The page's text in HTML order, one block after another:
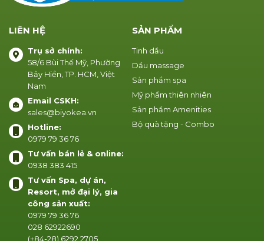
SẢN PHẨM
Tinh dầu
Dầu massage
Sản phẩm spa
Mỹ phẩm thiên nhiên
Sản phẩm Amenities
Bộ quà tặng - Combo
LIÊN HỆ
Trụ sở chính:
58/6 Bùi Thế Mỹ, Phường
Bảy Hiền, TP. HCM, Việt
Nam
Email CSKH:
sales@biyokea.vn
Hotline:
0979 79 36 76
Tư vấn bán lẻ & online:
0938 383 415
Tư vấn Spa, dự án,
Resort, mở đại lý, gia
công sản xuất:
0979 79 36 76
028 62922690
(+84-28) 6292 2705